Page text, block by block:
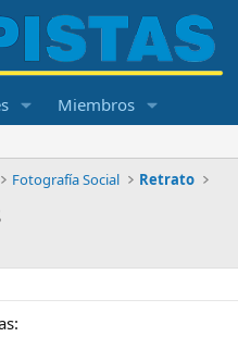
Miembros
Fotografía Social Retrato